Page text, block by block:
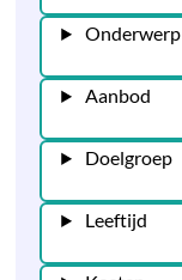
Onderwerp
Aanbod
Doelgroep
Leeftijd